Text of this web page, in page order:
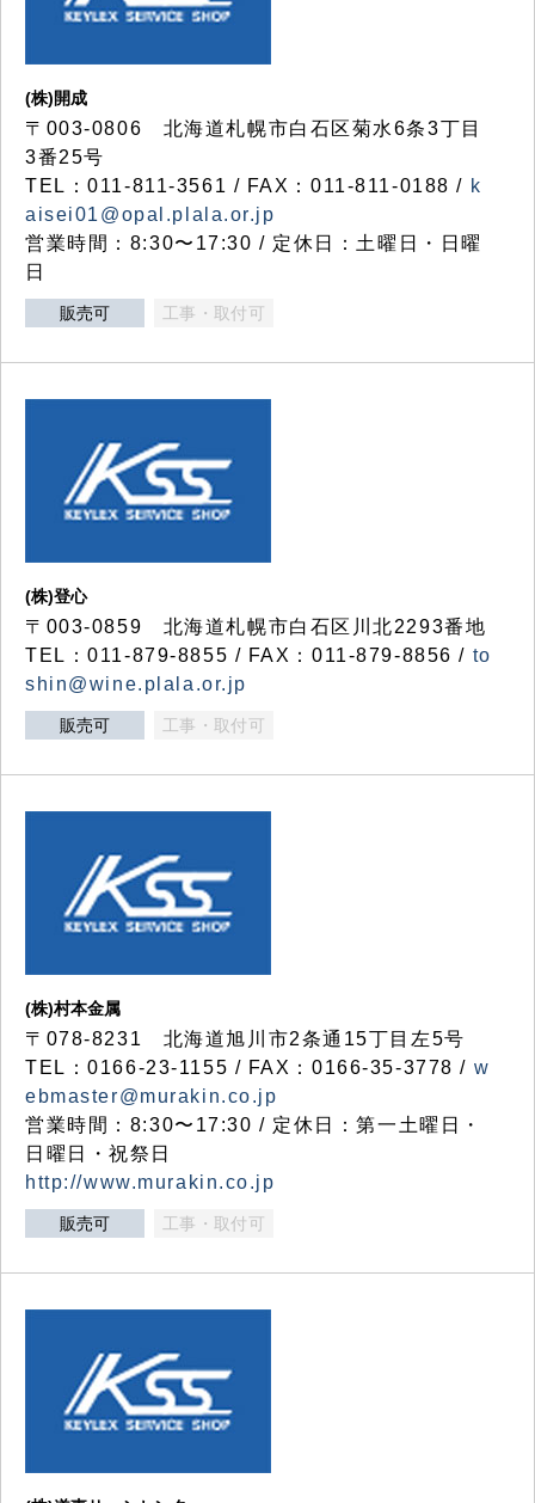
(株)開成
〒003-0806 北海道札幌市白石区菊水6条3丁目
3番25号
TEL：011-811-3561 / FAX：011-811-0188 / k
aisei01@opal.plala.or.jp
営業時間：8:30〜17:30 / 定休日：土曜日・日曜
日
販売可 工事・取付可
(株)登心
〒003-0859 北海道札幌市白石区川北2293番地
TEL：011-879-8855 / FAX：011-879-8856 / to
shin@wine.plala.or.jp
販売可 工事・取付可
(株)村本金属
〒078-8231 北海道旭川市2条通15丁目左5号
TEL：0166-23-1155 / FAX：0166-35-3778 / w
ebmaster@murakin.co.jp
営業時間：8:30〜17:30 / 定休日：第一土曜日・
日曜日・祝祭日
http://www.murakin.co.jp
販売可 工事・取付可